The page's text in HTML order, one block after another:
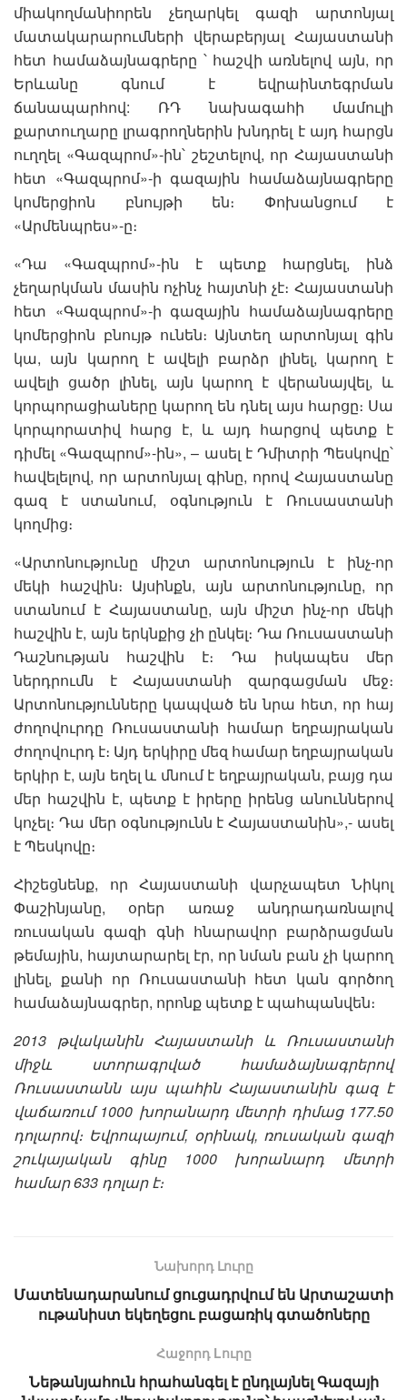
միակողմանիորեն չեղարկել գազի արտոնյալ
մատակարարումների վերաբերյալ Հայաստանի
հետ համաձայնագրերը ՝ հաշվի առնելով այն, որ
Երևանը գնում է եվրաինտեգրման
ճանապարհով: ՌԴ նախագահի մամուլի
քարտուղարը լրագրողներին խնդրել է այդ հարցն
ուղղել «Գազպրոմ»-ին՝ շեշտելով, որ Հայաստանի
հետ «Գազպրոմ»-ի գազային համաձայնագրերը
կոմերցիոն բնույթի են։ Փոխանցում է
«Արմենպրես»-ը։
«Դա «Գազպրոմ»-ին է պետք հարցնել, ինձ
չեղարկման մասին ոչինչ հայտնի չէ։ Հայաստանի
հետ «Գազպրոմ»-ի գազային համաձայնագրերը
կոմերցիոն բնույթ ունեն։ Այնտեղ արտոնյալ գին
կա, այն կարող է ավելի բարձր լինել, կարող է
ավելի ցածր լինել, այն կարող է վերանայվել, և
կորպորացիաները կարող են դնել այս հարցը։ Սա
կորպորատիվ հարց է, և այդ հարցով պետք է
դիմել «Գազպրոմ»-ին», – ասել է Դմիտրի Պեսկովը՝
հավելելով, որ արտոնյալ գինը, որով Հայաստանը
գազ է ստանում, օգնություն է Ռուսաստանի
կողմից։
«Արտոնությունը միշտ արտոնություն է ինչ-որ
մեկի հաշվին։ Այսինքն, այն արտոնությունը, որ
ստանում է Հայաստանը, այն միշտ ինչ-որ մեկի
հաշվին է, այն երկնքից չի ընկել։ Դա Ռուսաստանի
Դաշնության հաշվին է։ Դա իսկապես մեր
ներդրումն է Հայաստանի զարգացման մեջ։
Արտոնությունները կապված են նրա հետ, որ հայ
ժողովուրդը Ռուսաստանի համար եղբայրական
ժողովուրդ է։ Այդ երկիրը մեզ համար եղբայրական
երկիր է, այն եղել և մնում է եղբայրական, բայց դա
մեր հաշվին է, պետք է իրերը իրենց անուններով
կոչել։ Դա մեր օգնությունն է Հայաստանին»,- ասել
է Պեսկովը։
Հիշեցնենք, որ Հայաստանի վարչապետ Նիկոլ
Փաշինյանը, օրեր առաջ անդրադառնալով
ռուսական գազի գնի հնարավոր բարձրացման
թեմային, հայտարարել էր, որ նման բան չի կարող
լինել, քանի որ Ռուսաստանի հետ կան գործող
համաձայնագրեր, որոնք պետք է պահպանվեն։
2013 թվականին Հայաստանի և Ռուսաստանի
միջև ստորագրված համաձայնագրերով
Ռուսաստանն այս պահին Հայաստանին գազ է
վաճառում 1000 խորանարդ մետրի դիմաց 177.50
դոլարով։ Եվրոպայում, օրինակ, ռուսական գազի
շուկայական գինը 1000 խորանարդ մետրի
համար 633 դոլար է։
Նախորդ Լուրը
Մատենադարանում ցուցադրվում են Արտաշատի
ութանիստ եկեղեցու բացառիկ գտածոները
Հաջորդ Lուրը
Նեթանյահուն հրահանգել է ընդլայնել Գազայի